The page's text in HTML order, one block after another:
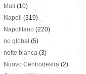
Muti (10)
Napoli (319)
Napolitano (220)
no global (5)
notte bianca (3)
Nuovo Centrodestra (2)